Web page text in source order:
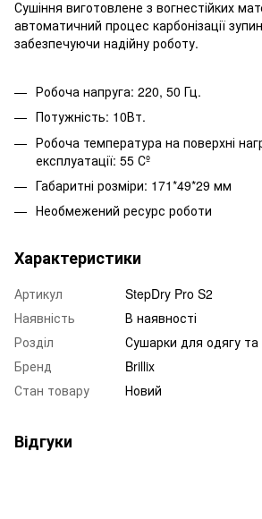
Сушіння виготовлене з вогнестійких
автоматичний процес карбонізації
забезпечуючи надійну роботу.
Робоча напруга: 220, 50 Гц.
Потужність: 10Вт.
Робоча температура на поверхні
експлуатації: 55 Сº
Габаритні розміри: 171*49*29 мм
Необмежений ресурс роботи
Характеристики
Артикул
StepDry Pro S2
Наявність
В наявності
Розділ
Сушарки для одягу та
Бренд
Brillix
Стан товару
Новий
Відгуки